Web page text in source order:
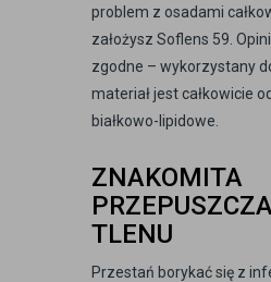
problem z osadami
założysz Soflens 59.
zgodne – wykorzystany
materiał jest całkowicie
białkowo-lipidowe.
ZNAKOMITA
TLENU
Przestań borykać się z